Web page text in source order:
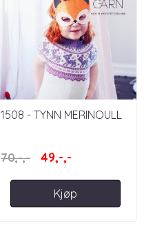
1508 - TYNN MERINOULL
70,-,- 49,-,-
Kjøp